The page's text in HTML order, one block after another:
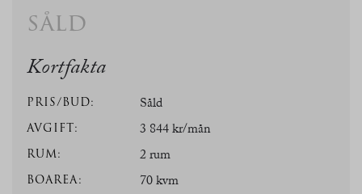
såld
Kortfakta
PRIS/BUD: Såld
AVGIFT: 3 844 kr/mån
RUM: 2 rum
BOAREA: 70 kvm